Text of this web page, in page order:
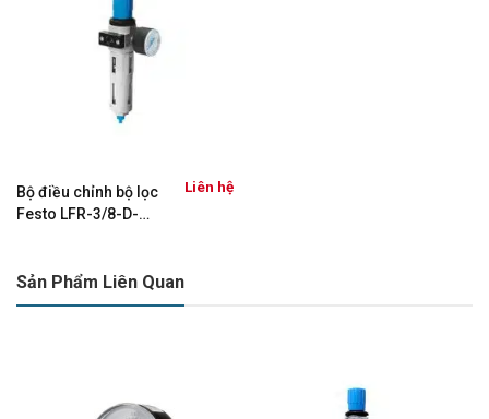
Bộ điều chỉnh bộ lọc
Festo LFR-3/8-D-
Liên hệ
Sản Phẩm Liên Quan